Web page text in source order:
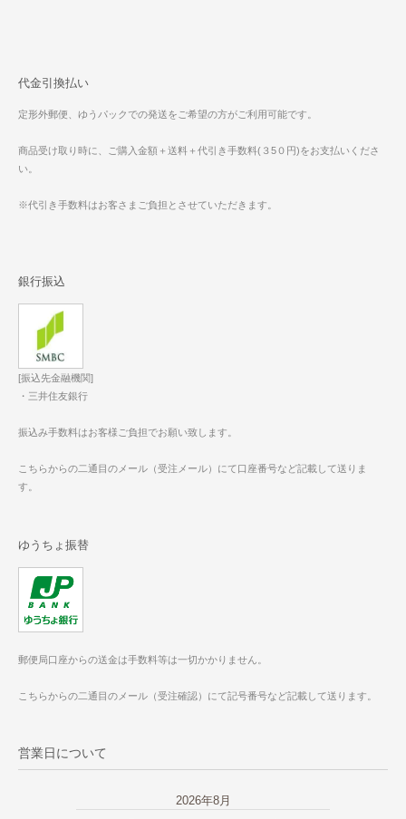
代金引換払い
定形外郵便、ゆうパックでの発送をご希望の方がご利用可能です。
商品受け取り時に、ご購入金額＋送料＋代引き手数料(３5０円)をお支払いくださ
い。
※代引き手数料はお客さまご負担とさせていただきます。
銀行振込
[振込先金融機関]
・三井住友銀行
振込み手数料はお客様ご負担でお願い致します。
こちらからの二通目のメール（受注メール）にて口座番号など記載して送りま
す。
ゆうちょ振替
郵便局口座からの送金は手数料等は一切かかりません。
こちらからの二通目のメール（受注確認）にて記号番号など記載して送ります。
営業日について
2026年8月